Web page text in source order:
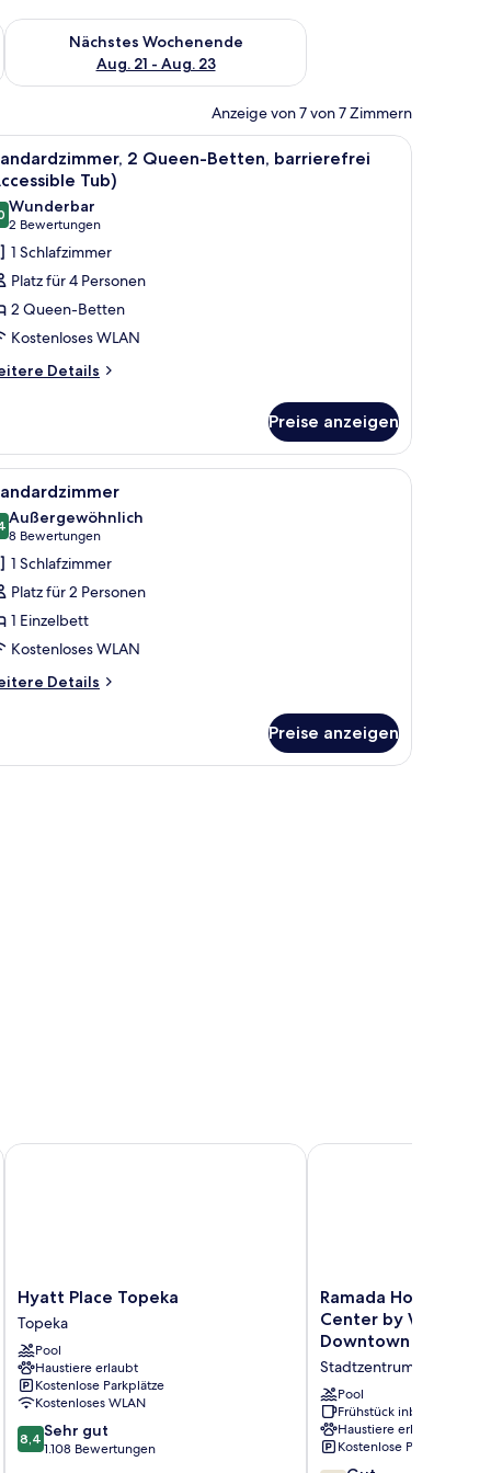
Aug. 14 - Aug. 16.
Nächstes Wochenende
Aug. 21 - Aug. 23
Überprüfe die Verfügbarkeit für nächstes Wochenende, Aug.
Anzeige von 7 von 7 Zimmern
einem Schreibtisch und einem Computer.
Queen-
Ein Hotelzimmer mit Schreibtisch, Stuhl
9
2 Queen-Betten, barrierefrei
Tub)
von 10
Wunderbar
2 Bewertungen
(2
Bewertungen)
1 Schlafzimmer
Platz für 4 Personen
2 Queen-Betten
Kostenloses WLAN
Details
Preise anzeigen
und einer Küchenzeile, inklusive Mikrowelle, Spüle und Kaffeemaschine.
Ein Bett mit weißer Bettwäsche und Kissen
7
von 10
Außergewöhnlich
8 Bewertungen
(8
Bewertungen)
1 Schlafzimmer
Platz für 2 Personen
1 Einzelbett
Kostenloses WLAN
Details
Preise anzeigen
by Wyndham
Hyatt
Place
Topeka
Topeka
Hyatt Place Topeka
Topeka
Pool
Haustiere erlaubt
Kostenlose Parkplätze
Kostenloses WLAN
8.4
von
8,4 Sehr gut
1.108 Bewertungen
Hyatt Place Topeka
Ramada
Hotel
&
Convention
Center
by
Wyndham
Topeka
Downtown
Ramada Hotel &
Center by
Downtown
Stadtzentrum Topeka
Pool
Frühstück inbegriffen
Haustiere erlaubt
Kostenlose Parkplätze
Ramada Hotel &